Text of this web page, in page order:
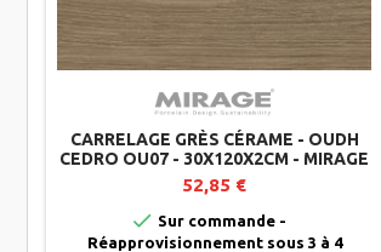
CARRELAGE GRÈS CÉRAME - OUDH
CEDRO OU07 - 30X120X2CM - MIRAGE
(LOT DE 2)
52,85 €
 Sur commande -
Réapprovisionnement sous 3 à 4